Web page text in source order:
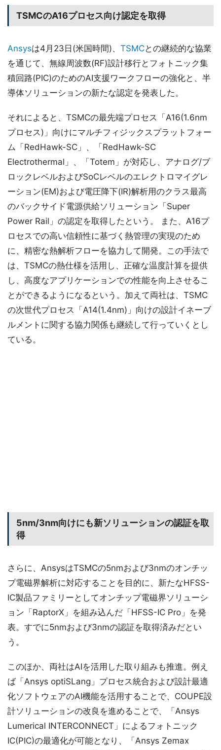
TSMCのA16プロセス向け認定を取得
Ansysは4月23日(米国時間)、 TSMCとの継続的な協業
を通じて、無線周波数(RF)設計移行とフォトニック集
積回路(PIC)のためのAI支援ワークフローの強化と、半
導体ソリューションの新たな認定を発表した。
それによると、TSMCの最先端プロセス「A16(1.6nm
プロセス)」向けにマルチフィジックスプラットフォー
ム「RedHawk-SC」、「RedHawk-SC
Electrothermal」、「Totem」が対応し、アナログ/ブ
ロックレベルおよびSoCレベルのエレクトロマイグレ
ーション(EM)および電圧降下(IR)解析用のクラス最高
のバックサイド電源供給ソリューション「Super
Power Rail」の認定を取得したという。 また、A16プ
ロセスでの高い信頼性に基づく熱管理の実現のため
に、精密な熱解析フローを協力して開発。この手法で
は、TSMCの熱仕様を活用し、正確な温度計算を提供
し、高度なアプリケーションでの性能を向上させるこ
とができるようになるという。加えて両社は、TSMC
の次世代プロセス「A14(1.4nm)」向けの設計イネーブ
ルメントに関する協力関係も継続して行っていくとし
ている。
5nm/3nm向けにも新ソリューションの認証を取
得
さらに、AnsysはTSMCの5nmおよび3nmのオンチッ
プ電磁界解析に対応することを目的に、新たなHFSS-
IC製品ファミリーとしてオンチップ電磁界ソリューシ
ョン「RaptorX」を組み込んだ「HFSS-IC Pro」を発
表。すでに5nmおよび3nmの認証を取得済みだとい
う。
このほか、両社はAIを活用した取り組みも推進。例え
ば「Ansys optiSLang」プロセス統合および設計最適
化ソフトウェアのAI機能を活用することで、COUPE設
計ソリューションの改良を進めることで、「Ansys
Lumerical INTERCONNECT」によるフォトニック
IC(PIC)の最適化が可能となり、「Ansys Zemax